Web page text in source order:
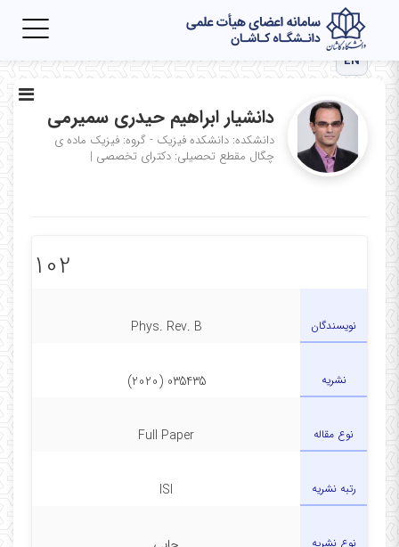
EN
دانشیار ابراهیم حیدری سمیرمی
دانشکده: دانشکده فیزیک - گروه: فیزیک ماده ی
چگال مقطع تحصیلی: دکترای تخصصی |
102
نویسندگان Phys. Rev. B
نشریه 035435 (2020)
نوع مقاله Full Paper
رتبه نشریه ISI
نوع نشریه